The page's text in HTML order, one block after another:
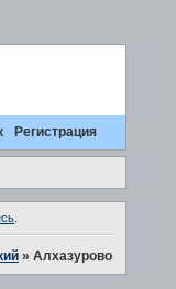
Регистрация
.
» Алхазурово